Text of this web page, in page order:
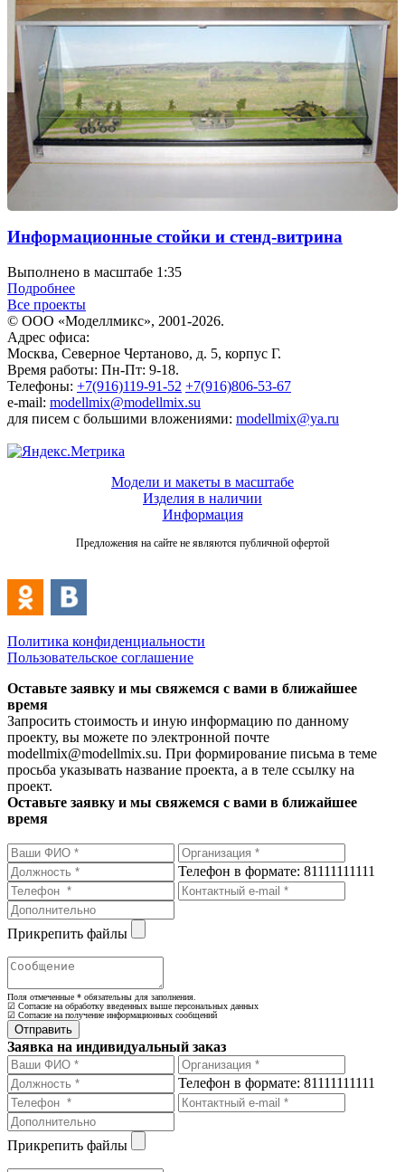
Информационные стойки и стенд-витрина
Выполнено в масштабе 1:35
Подробнее
Все проекты
© ООО «Моделлмикс», 2001-2026.
Адрес офиса:
Москва, Северное Чертаново, д. 5, корпус Г.
Время работы: Пн-Пт: 9-18.
Телефоны: +7(916)119-91-52 +7(916)806-53-67
e-mail: modellmix@modellmix.su
для писем с большими вложениями: modellmix@ya.ru
Модели и макеты в масштабе
Изделия в наличии
Информация
Предложения на сайте не являются публичной офертой
Политика конфиденциальности
Пользовательское соглашение
Оставьте заявку и мы свяжемся с вами в ближайшее
время
Запросить стоимость и иную информацию по данному
проекту, вы можете по электронной почте
modellmix@modellmix.su. При формирование письма в теме
просьба указывать название проекта, а в теле ссылку на
проект.
Оставьте заявку и мы свяжемся с вами в ближайшее
время
Телефон в формате: 81111111111
Прикрепить файлы
Поля отмеченные * обязательны для заполнения.
☑ Согласие на обработку введенных выше персональных данных
☑ Согласие на получение информационных сообщений
Заявка на индивидуальный заказ
Телефон в формате: 81111111111
Прикрепить файлы